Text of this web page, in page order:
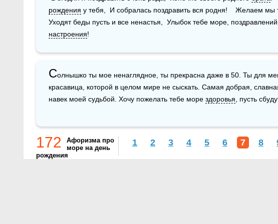
рождения у тебя,  И собралась поздравить вся родня!    Желаем мы
настроения!
Солнышко ты мое ненаглядное, ты прекрасна даже в 50. Ты для
красавица, которой в целом мире не сыскать. Самая добрая,
навек моей судьбой. Хочу пожелать тебе море здоровья , пусть
172
Афоризма про
море на день
рождения
1 2 3 4 5 6 7 8